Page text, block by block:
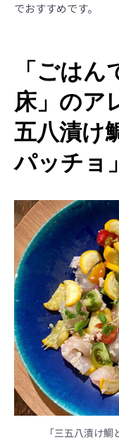
でおすすめです。
「ごは
床」のア
五八漬け
パッチョ
「三五八漬け